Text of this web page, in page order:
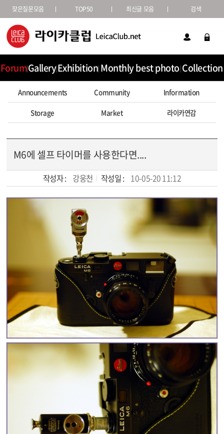
잦은질문모음 TOP50 최신글 모음 검색
ForumGalleryExhibition Monthly best photo Collection
Announcements Community Information
Storage Market 라이카연감
M6에 셀프 타이머를 사용한다면....
작성자 : 강웅천 작성일 : 10-05-20 11:12